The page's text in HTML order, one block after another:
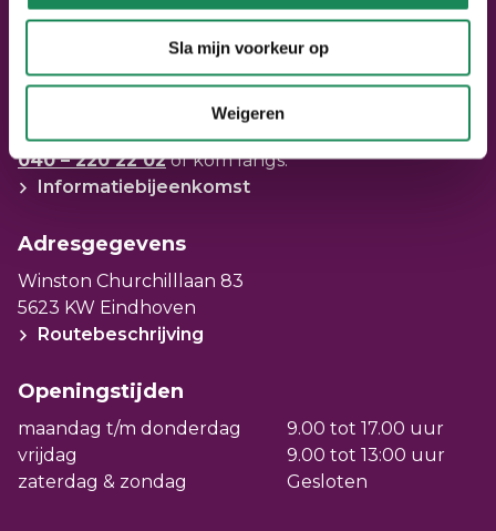
Sla mijn voorkeur op
Weigeren
Stel een vraag
Mail ons: info@seniorenpunt.nl
Bezoek SeniorenPunt
Bel ons voor een afspraak via
040 – 220 22 02of kom langs.
Informatiebijeenkomst
Adresgegevens
Winston Churchilllaan 83
5623 KW Eindhoven
Routebeschrijving
Openingstijden
maandag t/m donderdag
9.00 tot 17.00 uur
vrijdag
9.00 tot 13:00 uur
zaterdag & zondag
Gesloten